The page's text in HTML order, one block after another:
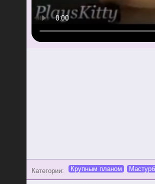
Категории: Крупным планом